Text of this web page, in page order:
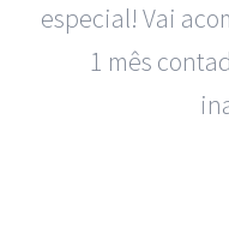
especial! Vai
1 mês